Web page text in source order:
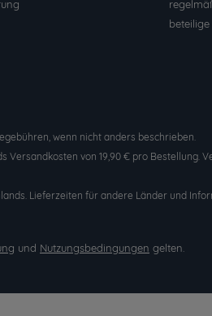
wenn nicht anders beschrieben.
von 19,90 € pro Bestellung.
Lieferzeiten für andere Länder und
und Nutzungsbedingungen gelten.